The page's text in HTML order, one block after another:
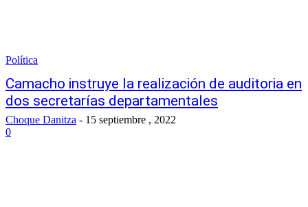
Política
Camacho instruye la realización de auditoria en
dos secretarías departamentales
Choque Danitza - 15 septiembre , 2022
0